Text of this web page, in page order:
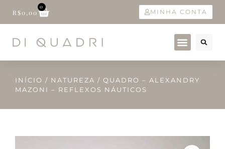
R$0,00
0
MINHA CONTA
INÍCIO / NATUREZA / QUADRO – ALEXANDRY
MAZONI – REFLEXOS NÁUTICOS